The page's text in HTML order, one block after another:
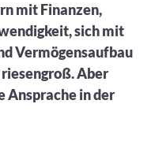
und aktiven
mit Finanzen,
sich mit
Vermögensaufbau
Aber
Ansprache in der